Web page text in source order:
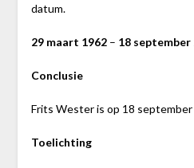
datum.
29 maart 1962– 18 september
Conclusie
Frits Wester is op 18 september
Toelichting